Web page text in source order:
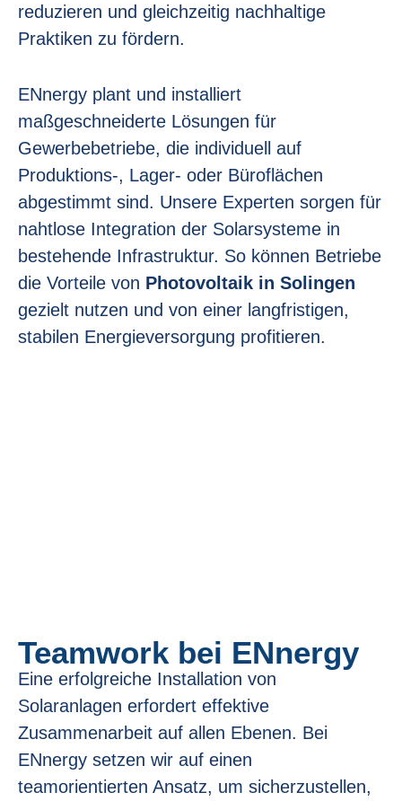
reduzieren und gleichzeitig nachhaltige
Praktiken zu fördern.
ENnergy plant und installiert
maßgeschneiderte Lösungen für
Gewerbebetriebe, die individuell auf
Produktions-, Lager- oder Büroflächen
abgestimmt sind. Unsere Experten sorgen für
nahtlose Integration der Solarsysteme in
bestehende Infrastruktur. So können Betriebe
die Vorteile von Photovoltaik in Solingen
gezielt nutzen und von einer langfristigen,
stabilen Energieversorgung profitieren.
Teamwork bei ENnergy
Eine erfolgreiche Installation von
Solaranlagen erfordert effektive
Zusammenarbeit auf allen Ebenen. Bei
ENnergy setzen wir auf einen
teamorientierten Ansatz, um sicherzustellen,